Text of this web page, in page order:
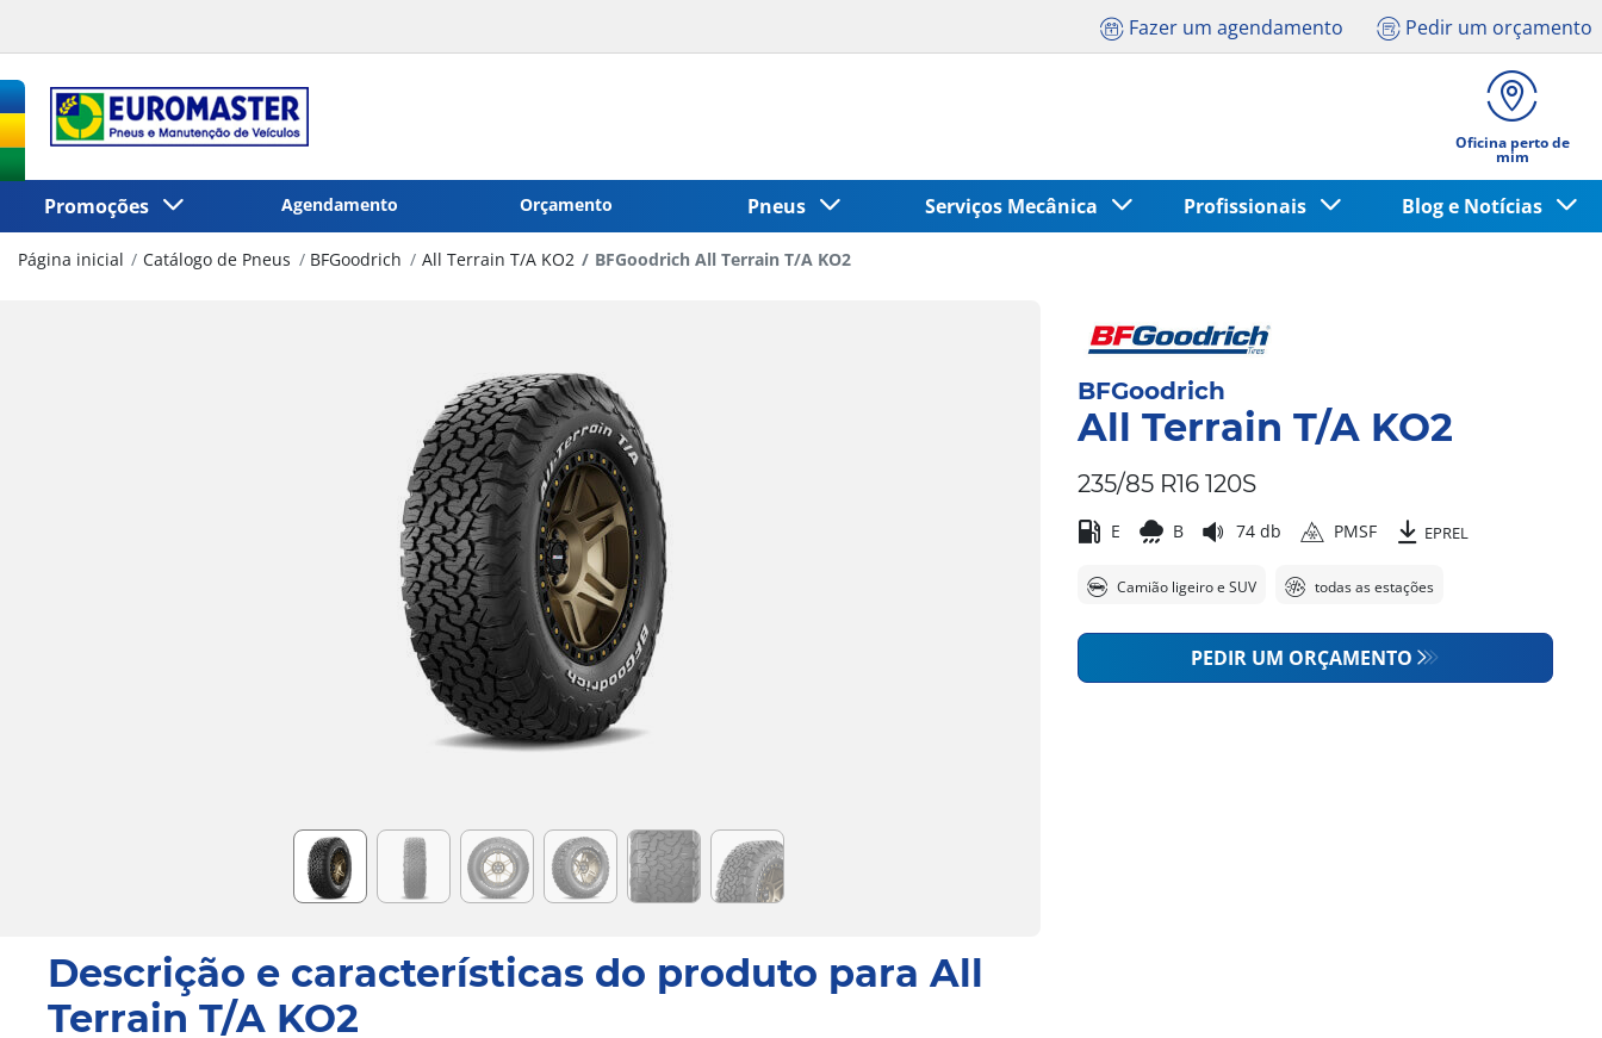
Fazer um agendamento Pedir um orçamento
Oficina perto de
mim
Promoções Agendamento Orçamento Pneus Serviços Mecânica Profissionais Blog e Notícias
Página inicial Catálogo de Pneus BFGoodrich All Terrain T/A KO2 BFGoodrich All Terrain T/A KO2
Descrição e características do produto para All
Terrain T/A KO2
BFGoodrich
All Terrain T/A KO2
235/85 R16 120S
E B 74 db PMSF EPREL
Camião ligeiro e SUV todas as estações
PEDIR UM ORÇAMENTO